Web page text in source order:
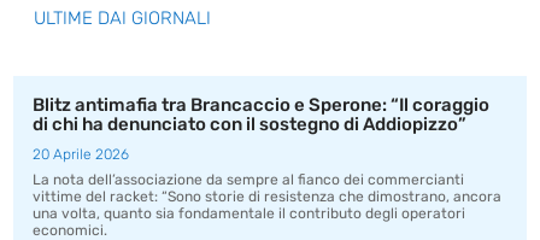
ULTIME DAI GIORNALI
Blitz antimafia tra Brancaccio e Sperone: “Il coraggio
di chi ha denunciato con il sostegno di Addiopizzo”
20 Aprile 2026
La nota dell’associazione da sempre al fianco dei commercianti
vittime del racket: “Sono storie di resistenza che dimostrano, ancora
una volta, quanto sia fondamentale il contributo degli operatori
economici.